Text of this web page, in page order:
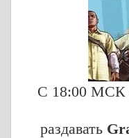
С 18:00 МСК
раздавать